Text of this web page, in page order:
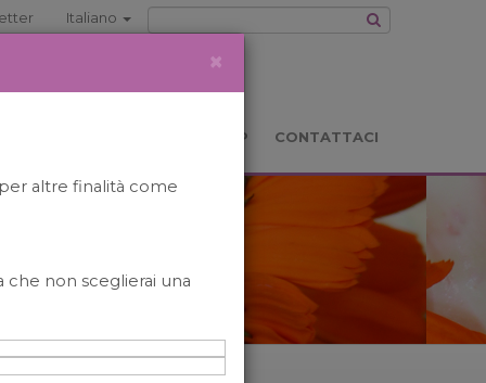
Italiano
BOOKSHOP CONTATTACI
×
altre finalità come
che non sceglierai una